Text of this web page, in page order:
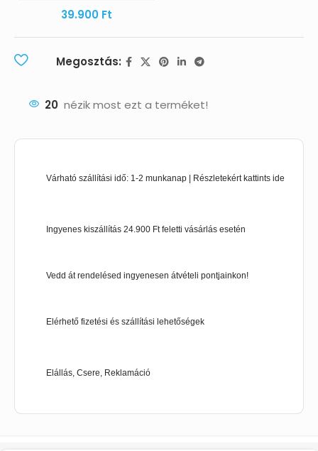
39.900 Ft
Megosztás:
20 nézik most ezt a terméket!
Várható szállítási idő: 1-2 munkanap | Részletekért kattints ide
Ingyenes kiszállítás 24.900 Ft feletti vásárlás esetén
Vedd át rendelésed ingyenesen átvételi pontjainkon!
Elérhető fizetési és szállítási lehetőségek
Elállás, Csere, Reklamáció